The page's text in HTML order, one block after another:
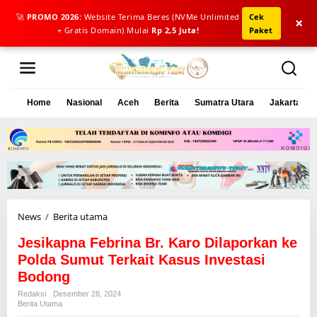
🚀 PROMO 2026: Website Terima Beres (NVMe Unlimited
+ Gratis Domain) Mulai Rp 2,5 Juta!
Cek
Paket
×
L
Home Nasional Aceh Berita Sumatra Utara Jakarta
News / Berita utama
s
i
p
Jesikapna Febrina Br. Karo Dilaporkan ke
Polda Sumut Terkait Kasus Investasi
Bodong
Redaksi
Desember 28, 2024
Berita Utama